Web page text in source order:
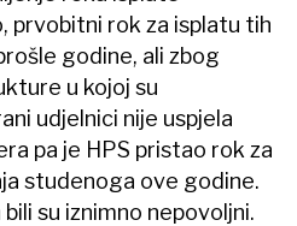
prvobitni rok za isplatu tih
godine, ali zbog
u kojoj su
udjelnici nije uspjela
pa je HPS pristao rok za
studenoga ove godine.
su iznimno nepovoljni.